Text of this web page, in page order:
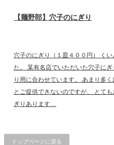
【麺野郎】穴子のにぎり
穴子のにぎり（１皿４００円） く
た。 某有名店でいただいた穴子に
り用に合わせています。 あまり多
とご提供できないのですが、 とて
ぎりあります…
トップページに戻る